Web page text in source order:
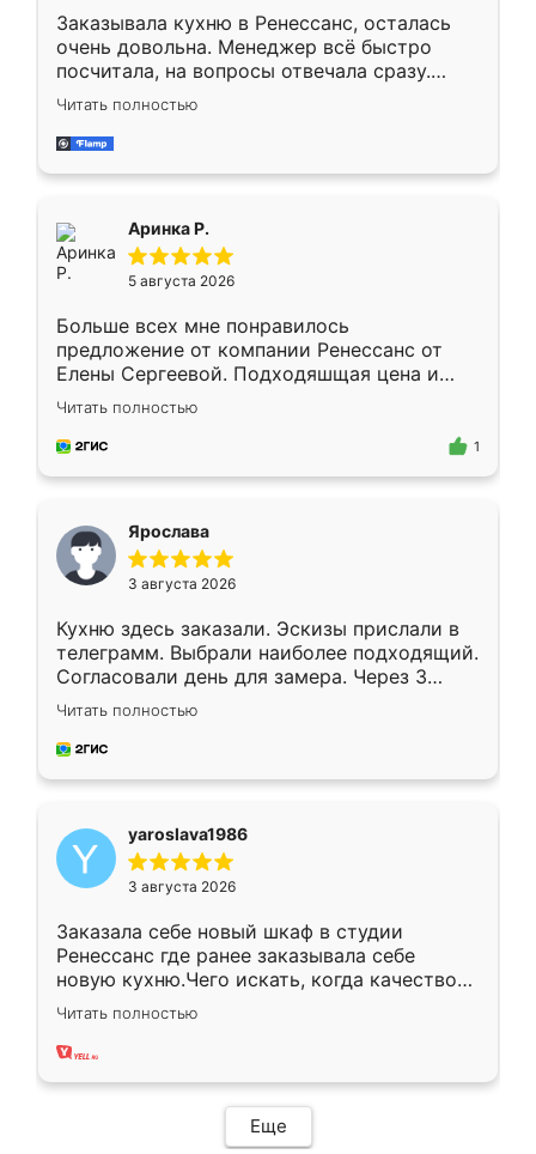
Заказывала кухню в Ренессанс, осталась
очень довольна. Менеджер всё быстро
посчитала, на вопросы отвечала сразу.
Замерщик приехал в субботу, подошёл к
делу со всей ответственностью. Собрали
за день, ребята работали аккуратно, даже
Читать полностью
Аринка Р.
5 августа 2026
Больше всех мне понравилось
предложение от компании Ренессанс от
Елены Сергеевой. Подходяшщая цена и
короткие сроки изготовления. Приехавший
для замера сотрудник Владислав
предложил по моему эскизу самый
Читать полностью
1
Ярослава
3 августа 2026
Кухню здесь заказали. Эскизы прислали в
телеграмм. Выбрали наиболее подходящий.
Согласовали день для замера. Через 3
недели кухня была уже готова. Остались
довольны работой. Спасибо Ренессанс
мебель за качественную работу!
Читать полностью
yaroslava1986
3 августа 2026
Заказала себе новый шкаф в студии
Ренессанс где ранее заказывала себе
новую кухню.Чего искать, когда качеством
вполне довольна. Служит кухня уже почти
два года, нареканий нет.
Читать полностью
Еще